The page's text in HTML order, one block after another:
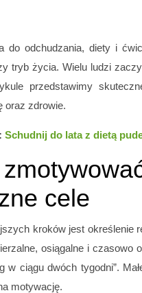
do odchudzania, diety i
tryb życia. Wielu ludzi
przedstawimy
oraz zdrowie.
Schudnij do lata z dietą
cele
kroków jest określenie
osiągalne i czasowo
w ciągu dwóch tygodni”.
motywację.